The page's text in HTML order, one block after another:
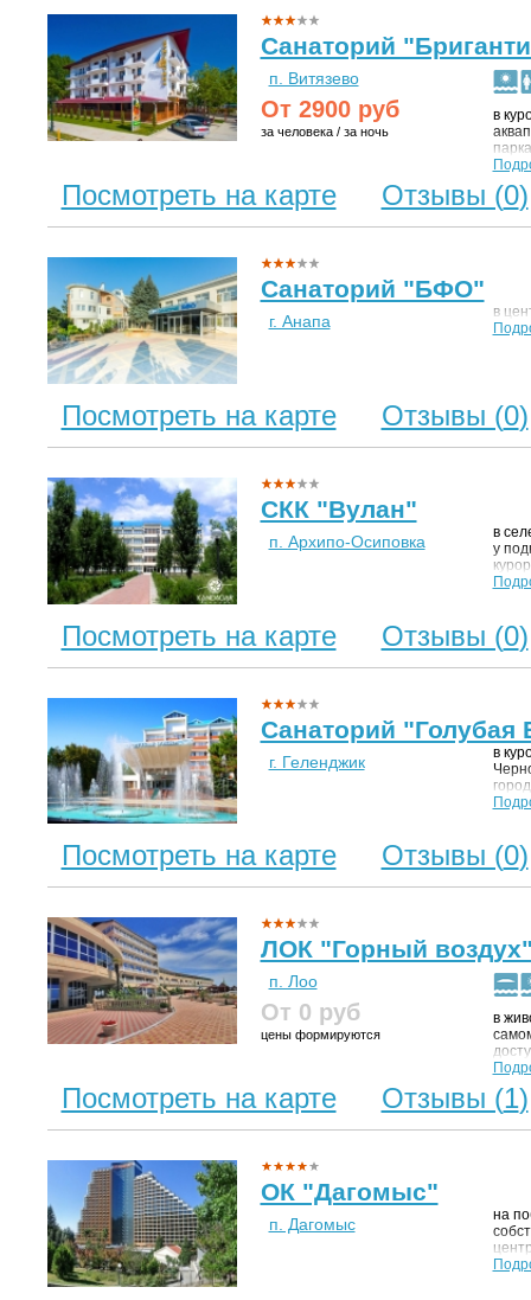
Санаторий
п. Витязево
От 2900руб
за человека / за ночь
в
Посмотреть на карте Отзывы (0)
Санаторий "БФО"
г. Анапа
в
Посмотреть на карте Отзывы (0)
СКК "Вулан"
п. Архипо-Осиповка
в
у
Посмотреть на карте Отзывы (0)
Санаторий "Голубая
г. Геленджик
в
А
Посмотреть на карте Отзывы (0)
ЛОК "Горный
п. Лоо
От 0 руб
цены формируются
в
Посмотреть на карте Отзывы (1)
ОК "Дагомыс"
п. Дагомыс
на